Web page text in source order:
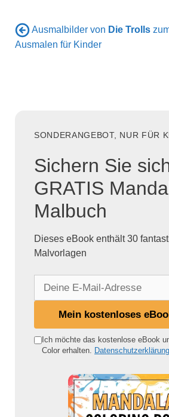
Ausmalbilder von Die Trolls
Ausmalen für Kinder
SONDERANGEBOT, NUR FÜR
Sichern Sie
GRATIS
Malbuch
Dieses eBook enthält 30
Malvorlagen
e
Mein kostenloses
Ich möchte das kostenlose eBook
Color erhalten. Datenschutzerklärung